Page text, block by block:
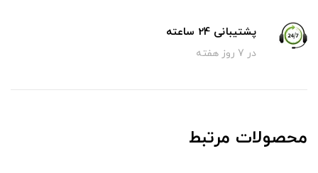
پشتیبانی 24 ساعته
در 7 روز هفته
محصولات مرتبط